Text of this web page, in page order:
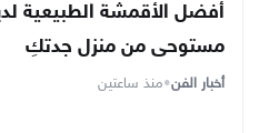
أفضل الأقمشة الطبيعية
مستوحى من منزل جدتكِ
أخبار الفن•منذ ساعتين